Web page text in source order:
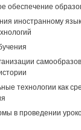
обеспечение
иностранному
технологии как
в проведении